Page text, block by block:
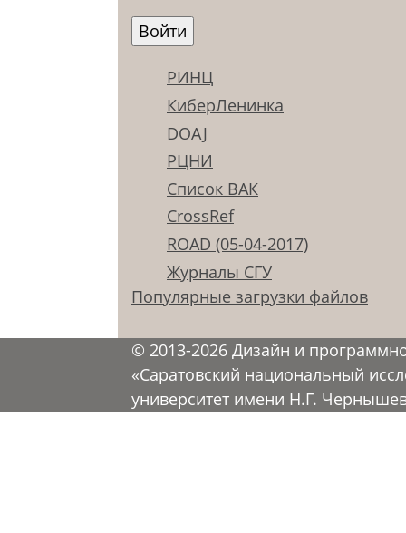
РИНЦ
КиберЛенинка
DOAJ
РЦНИ
Список ВАК
CrossRef
ROAD (05-04-2017)
Журналы СГУ
Популярные загрузки файлов
© 2013-2026 Дизайн и
«Саратовский национальный
университет имени Н.Г.